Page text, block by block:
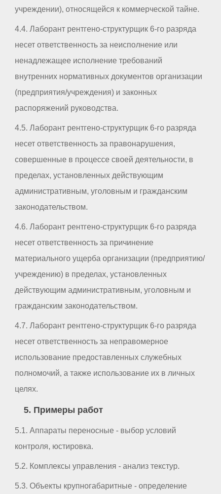
учреждении), относящейся к коммерческой тайне.
4.4. Лаборант рентгено-структурщик 6-го разряда
несет ответственность за неисполнение или
ненадлежащее исполнение требований
внутренних нормативных документов организации
(предприятия/учреждения) и законных
распоряжений руководства.
4.5. Лаборант рентгено-структурщик 6-го разряда
несет ответственность за правонарушения,
совершенные в процессе своей деятельности, в
пределах, установленных действующим
административным, уголовным и гражданским
законодательством.
4.6. Лаборант рентгено-структурщик 6-го разряда
несет ответственность за причинение
материального ущерба организации (предприятию/
учреждению) в пределах, установленных
действующим административным, уголовным и
гражданским законодательством.
4.7. Лаборант рентгено-структурщик 6-го разряда
несет ответственность за неправомерное
использование предоставленных служебных
полномочий, а также использование их в личных
целях.
5. Примеры работ
5.1. Аппараты переносные - выбор условий
контроля, юстировка.
5.2. Комплексы управления - анализ текстур.
5.3. Объекты крупногабаритные - определение